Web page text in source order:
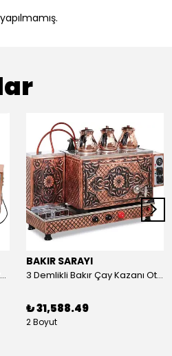
2 Demlikli Bakır Çay Kazanı, 25 Litre
BAKIR SARAYI
3 Demlikli Bakır Çay Kazanı Otomatik, 30 Litre
₺ 31,588.49
2 Boyut